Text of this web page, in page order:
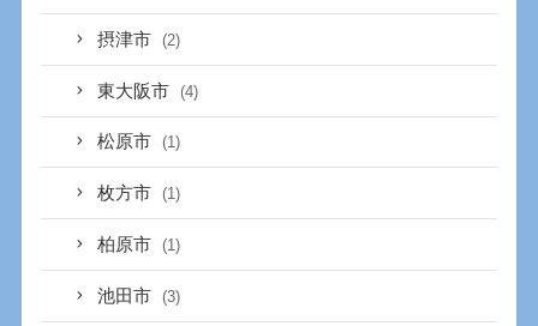
摂津市 (2)
東大阪市 (4)
松原市 (1)
枚方市 (1)
柏原市 (1)
池田市 (3)